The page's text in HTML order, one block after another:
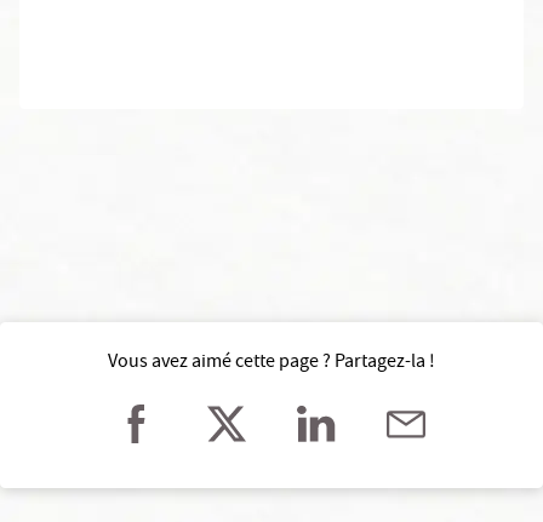
Vous avez aimé cette page ? Partagez-la !